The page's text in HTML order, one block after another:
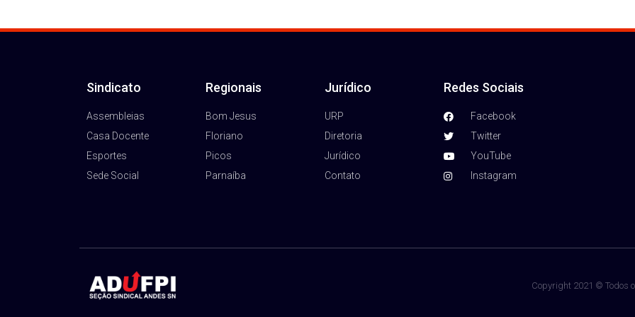
Sindicato
Assembleias
Casa Docente
Esportes
Sede Social
Regionais
Bom Jesus
Floriano
Picos
Parnaíba
Jurídico
URP
Diretoria
Jurídico
Contato
Redes Sociais
Facebook
Twitter
YouTube
Instagram
Copyright 2021 © Todos